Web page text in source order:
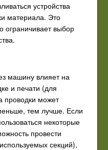
устройства
материала. Это
ограничивает выбор
машину влияет на
и печати (для
проводки может
тем лучше. Если
некоторые
провести
секций),